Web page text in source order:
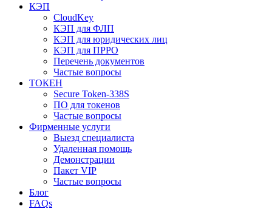
КЭП
CloudKey
КЭП для ФЛП
КЭП для юридических лиц
КЭП для ПРРО
Перечень документов
Частые вопросы
ТОКЕН
Secure Token-338S
ПО для токенов
Частые вопросы
Фирменные услуги
Выезд специалиста
Удаленная помощь
Демонстрации
Пакет VIP
Частые вопросы
Блог
FAQs